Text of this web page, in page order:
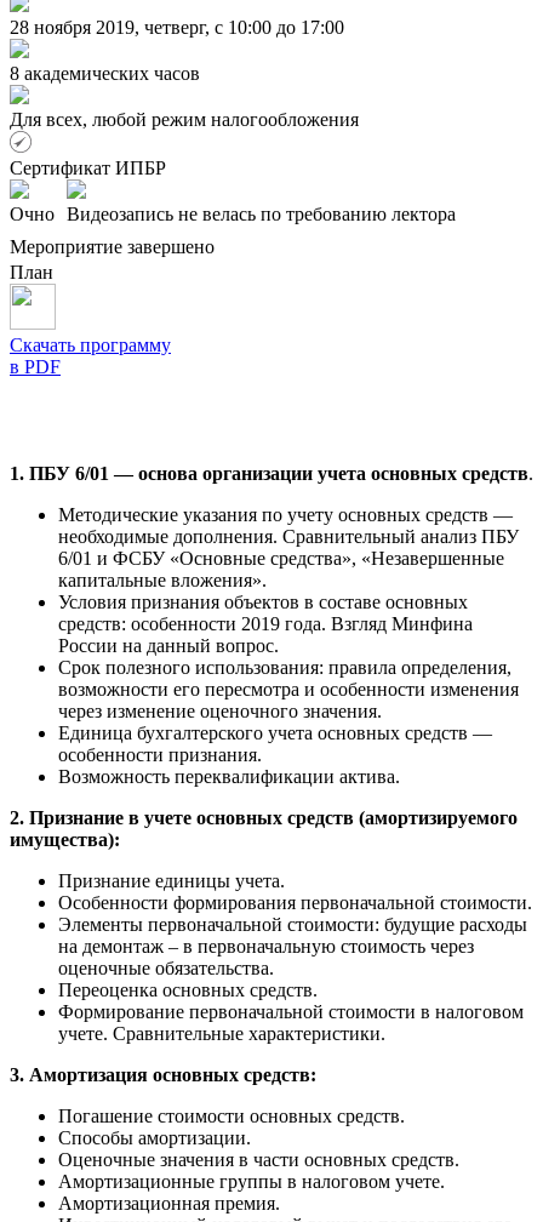
28 ноября 2019, четверг, c 10:00 до 17:00
8 академических часов
Для всех, любой режим налогообложения
Сертификат ИПБР
Очно Видеозапись не велась по требованию лектора
Мероприятие завершено
План
Скачать программу
в PDF
1. ПБУ 6/01 — основа организации учета основных средств.
Методические указания по учету основных средств —
необходимые дополнения. Сравнительный анализ ПБУ
6/01 и ФСБУ «Основные средства», «Незавершенные
капитальные вложения».
Условия признания объектов в составе основных
средств: особенности 2019 года. Взгляд Минфина
России на данный вопрос.
Срок полезного использования: правила определения,
возможности его пересмотра и особенности изменения
через изменение оценочного значения.
Единица бухгалтерского учета основных средств —
особенности признания.
Возможность переквалификации актива.
2. Признание в учете основных средств (амортизируемого
имущества):
Признание единицы учета.
Особенности формирования первоначальной стоимости.
Элементы первоначальной стоимости: будущие расходы
на демонтаж – в первоначальную стоимость через
оценочные обязательства.
Переоценка основных средств.
Формирование первоначальной стоимости в налоговом
учете. Сравнительные характеристики.
3. Амортизация основных средств:
Погашение стоимости основных средств.
Способы амортизации.
Оценочные значения в части основных средств.
Амортизационные группы в налоговом учете.
Амортизационная премия.